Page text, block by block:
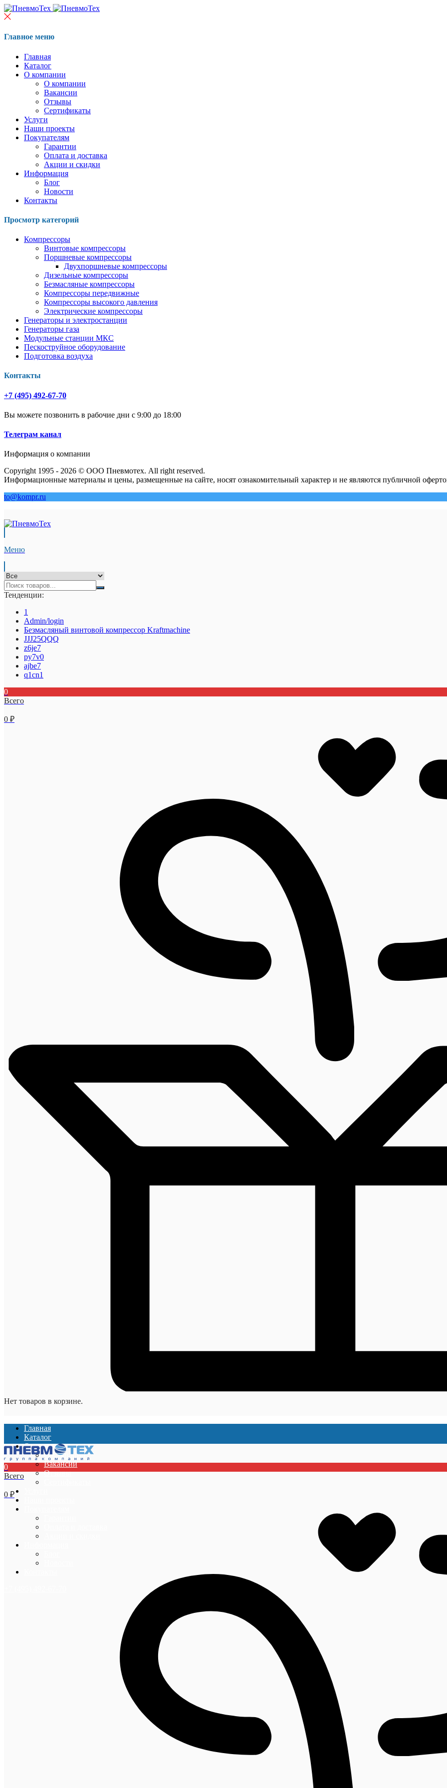
Главное меню
Главная
Каталог
О компании
О компании
Вакансии
Отзывы
Сертификаты
Услуги
Наши проекты
Покупателям
Гарантии
Оплата и доставка
Акции и скидки
Информация
Блог
Новости
Контакты
Просмотр категорий
Компрессоры
Винтовые компрессоры
Поршневые компрессоры
Двухпоршневые компрессоры
Дизельные компрессоры
Безмасляные компрессоры
Компрессоры передвижные
Компрессоры высокого давления
Электрические компрессоры
Генераторы и электростанции
Генераторы газа
Модульные станции МКС
Пескоструйное оборудование
Подготовка воздуха
Контакты
+7 (495) 492-67-70
Вы можете позвонить в рабочие дни с 9:00 до 18:00
Телеграм канал
Информация о компании
Copyright 1995 - 2026 © ООО Пневмотех. All right reserved.
Информационные материалы и цены, размещенные на сайте, носят ознакомительный характер и не являются публичной
to@kompr.ru
Меню
Тенденции:
1
Admin/login
Безмасляный винтовой компрессор Kraftmaсhine
JJJ25QQQ
z6je7
py7v0
ajbe7
q1cn1
0
Всего
0 ₽
Нет товаров в корзине.
Главная
Каталог
О компании
О компании
Вакансии
Отзывы
0
Всего
0 ₽